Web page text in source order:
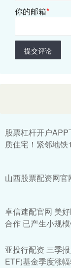
你的邮箱*
提交评论
股票杠杆开户
质住宅！紧邻地铁
山西股票配资网
卓信速配官网 美
合作 已产生小规
亚投行配资 三季
ETF)基金季度涨